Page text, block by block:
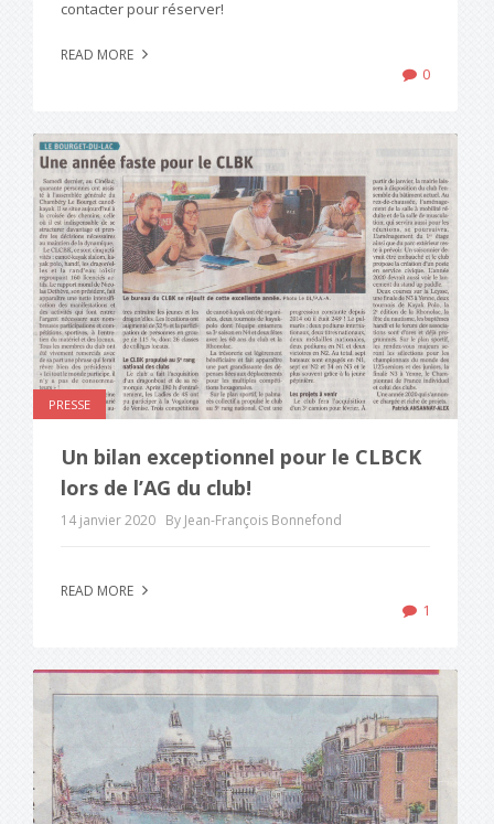
contacter pour réserver!
READ MORE
0
PRESSE
Un bilan exceptionnel pour le CLBCK
lors de l’AG du club!
14 janvier 2020 By Jean-François Bonnefond
READ MORE
1